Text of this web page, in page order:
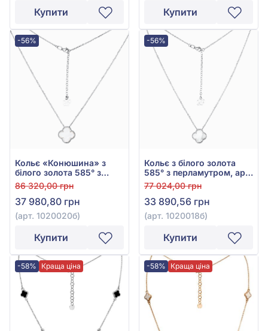
Купити Купити
-56%
Кольє «Конюшина» з
білого золота 585° з
перламутром, арт.
1020020б
86 320,00 грн
37 980,80 грн
(арт. 1020020б)
Купити
-56%
Кольє з білого золота
585° з перламутром, арт.
1020018б
77 024,00 грн
33 890,56 грн
(арт. 1020018б)
Купити
-58% Краща ціна -58% Краща ціна